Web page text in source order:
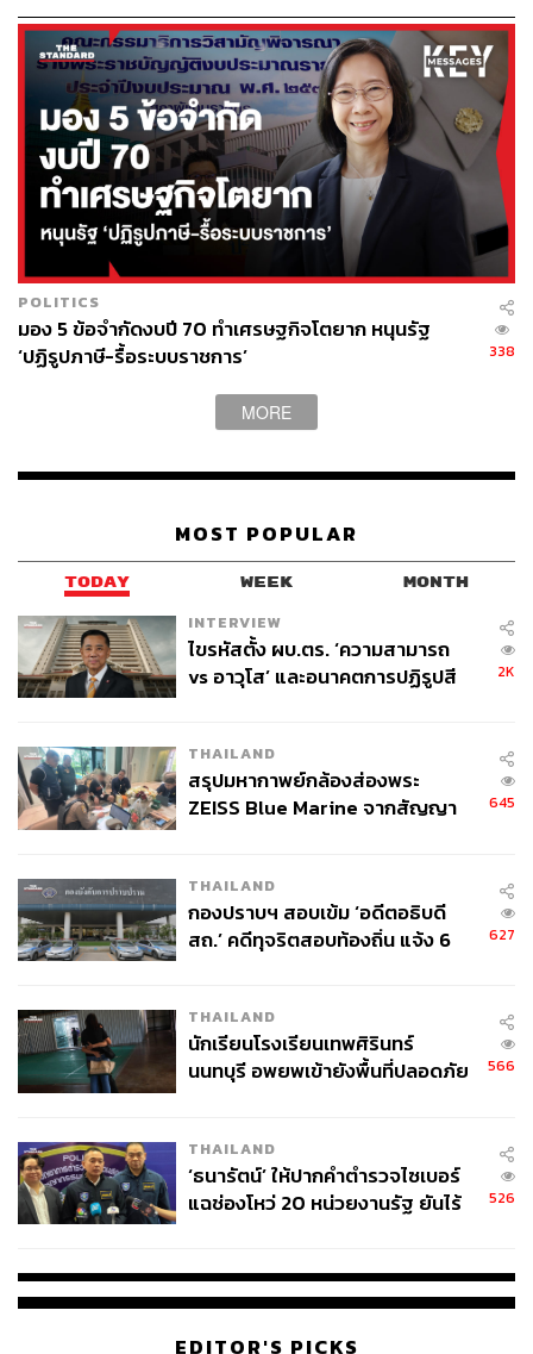
“ถ้าคุณรู้สึกว่าตนเองถูกละเมิด ถูกเลือกปฏิบัติด้วยเหตุแห่ง
เพศ ด้วยเพศสภาพที่เราต้องการจะเป็น อยากให้ทุกคนลุกขึ้น
มาต่อสู้ เพราะยังมีองค์กรอีกมากมายที่เขาสนับสนุนในเรื่องนี้
อย่างมูลนิธิเพื่อสิทธิและความเป็นธรรมทางเพศ ที่มาร่วม
ต่อสู้กับดิฉันในวันนี้”
ทางด้าน พรรณพิมล ครั้งพิบูลย์ มารดาของเคท ครั้งพิบูลย์
เผยว่า “วันนี้ดีใจกับลูกมากๆ เคททำได้ดีที่สุดแล้วในวันนี้ เคท
ทำหน้าที่เพื่อสิทธิของความหลากหลายทางเพศในสังคม เพื่อ
กรรมการสิทธิชี้เป็นบรรทัดฐานการรับบุคคลข้ามเพศทำงาน
ขณะที่ อังคณา นีละไพจิตร กรรมการสิทธิมนุษยชน ระบุว่า
“การพิจารณาในเรื่องการใช้ดุลยพินิจว่าอะไรคือความ
และคิดว่าต่อไปนี้ข้าราชการ โดยเฉพาะคณะกรรมการที่มี
สิทธิในการพิจารณารับบุคคลข้ามเพศเข้าทำงานคงต้อง
ระมัดระวังมากขึ้น เนื่องจากขณะนี้ศาลเองก็ยกฟ้องมติคำสั่ง
TAGS: นักสิทธิมนุษยชน สิทธิมนุษยชน
LGBT
เคท ครั้งพิบูลย์
มหาวิทยาลัยธรรมศาสตร์
สิทธิสตรี
POLITICS
มอง 5 ข้อจำกัดงบปี 70 ทำเศรษฐกิจโตยาก หนุนรัฐ
‘ปฏิรูปภาษี-รื้อระบบราชการ’
338
MORE
MOST POPULAR
TODAY WEEK MONTH
INTERVIEW
ไขรหัสตั้ง ผบ.ตร. ‘ความสามารถ
vs อาวุโส’ และอนาคตการปฏิรูปสี
2K
THAILAND
สรุปมหากาพย์กล้องส่องพระ
ZEISS Blue Marine จากสัญญา
จ่ายหนี้-แอบระบุแบรนด์
645
THAILAND
กองปราบฯ สอบเข้ม ‘อดีตอธิบดี
สถ.’ คดีทุจริตสอบท้องถิ่น แจ้ง 6
627
THAILAND
นักเรียนโรงเรียนเทพศิรินทร์
นนทบุรี อพยพเข้ายังพื้นที่ปลอดภัย
566
THAILAND
‘ธนารัตน์’ ให้ปากคำตำรวจไซเบอร์
แฉช่องโหว่ 20 หน่วยงานรัฐ ยันไร้
526
EDITOR'S PICKS